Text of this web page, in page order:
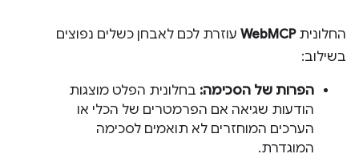
החלוניתWebMCP עוזרת לכם לאבחן כשלים נפוצים
בשילוב:
הפרות של הסכימה: בחלונית הפלט מוצגות
הודעות שגיאה אם הפרמטרים של הכלי או
הערכים המוחזרים לא תואמים לסכימה
המוגדרת.